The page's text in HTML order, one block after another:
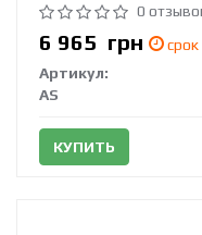
0
6 965 грн
срок
Артикул:
AS
КУПИТЬ